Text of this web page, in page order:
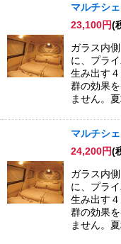
マルチシ
23,100円(
ガラス内
に、プラ
生み出す
群の効果
ません。
マルチシ
24,200円(
ガラス内
に、プラ
生み出す
群の効果
ません。